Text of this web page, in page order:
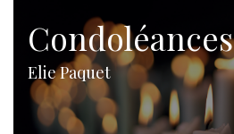
Condoléances
Elie Paquet